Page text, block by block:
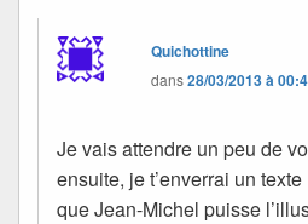
Quichottine
dans28/03/2013 à
Je vais attendre un peu de
ensuite, je t’enverrai un
que Jean-Michel puisse